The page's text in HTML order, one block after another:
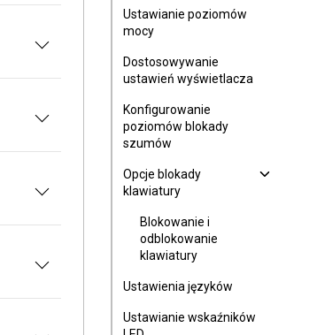
Ustawianie poziomów
mocy
Dostosowywanie
ustawień wyświetlacza
Konfigurowanie
poziomów blokady
szumów
Opcje blokady
klawiatury
Blokowanie i
odblokowanie
klawiatury
Ustawienia języków
Ustawianie wskaźników